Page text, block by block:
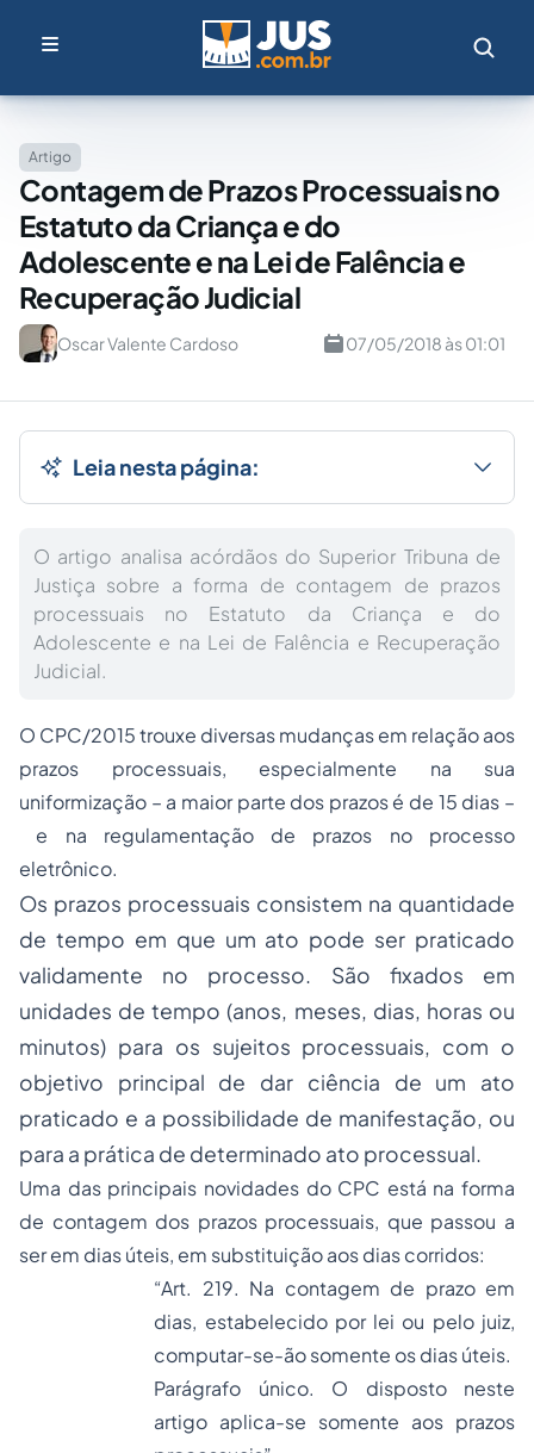
Artigo
Contagem de Prazos Processuais no
Estatuto da Criança e do
Adolescente e na Lei de Falência e
Recuperação Judicial
Oscar Valente Cardoso 07/05/2018 às 01:01
Leia nesta página:
O artigo analisa acórdãos do Superior Tribuna de
Justiça sobre a forma de contagem de prazos
processuais no Estatuto da Criança e do
Adolescente e na Lei de Falência e Recuperação
Judicial.
O CPC/2015 trouxe diversas mudanças em relação aos
prazos processuais, especialmente na sua
uniformização – a maior parte dos prazos é de 15 dias –
e na regulamentação de prazos no processo
eletrônico.
Os prazos processuais consistem na quantidade
de tempo em que um ato pode ser praticado
validamente no processo. São fixados em
unidades de tempo (anos, meses, dias, horas ou
minutos) para os sujeitos processuais, com o
objetivo principal de dar ciência de um ato
praticado e a possibilidade de manifestação, ou
para a prática de determinado ato processual.
Uma das principais novidades do CPC está na forma
de contagem dos prazos processuais, que passou a
ser em dias úteis, em substituição aos dias corridos:
“Art. 219. Na contagem de prazo em
dias, estabelecido por lei ou pelo juiz,
computar-se-ão somente os dias úteis.
Parágrafo único. O disposto neste
artigo aplica-se somente aos prazos